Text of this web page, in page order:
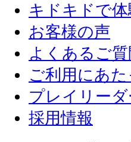
キドキドで
お客様の声
よくあるご質
ご利用にあ
プレイリー
採用情報